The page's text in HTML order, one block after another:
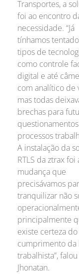
Transportes, a
foi ao encontro
necessidade. “Já
tínhamos
tipos de
como controle
digital e até
com analítico de
mas todas
brechas para
processos
A instalação da
RTLS da ztrax foi
mudança que
precisávamos
tranquilizar não
principalmente
existe certeza do
cumprimento da
trabalhista”,
Jhonatan.